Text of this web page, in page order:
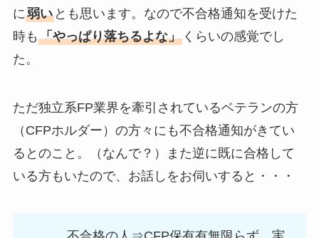
に弱いとも思います。なので不合格通知を受けた
時も 「やっぱり落ちるよな」くらいの感覚でし
た。
ただ独立系FP業界を牽引されているベテランの方
（CFPホルダー）の方々にも不合格通知がきてい
るとのこと。（なんで？）また逆に既に合格して
いる方もいたので、お話しをお伺いすると・・・